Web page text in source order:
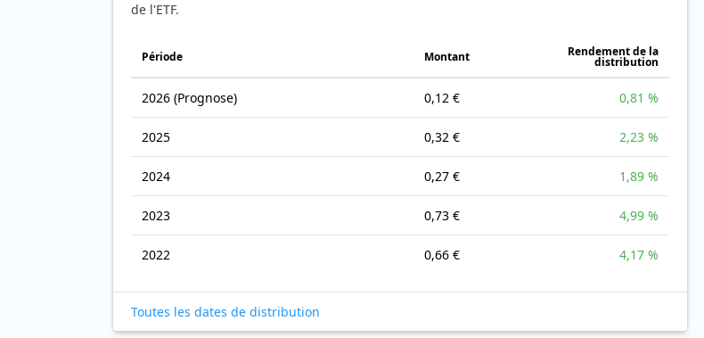
de l'ETF.
Période Montant Rendement de la
distribution
2026 (Prognose) 0,12 € 0,81 %
2025 0,32 € 2,23 %
2024 0,27 € 1,89 %
2023 0,73 € 4,99 %
2022 0,66 € 4,17 %
Toutes les dates de distribution